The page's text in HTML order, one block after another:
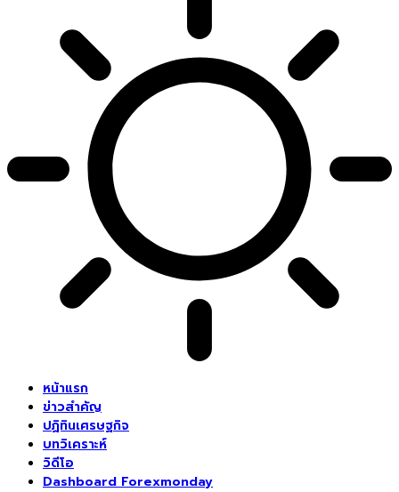
หน้าแรก
ข่าวสำคัญ
ปฏิทินเศรษฐกิจ
บทวิเคราะห์
วิดีโอ
Dashboard Forexmonday